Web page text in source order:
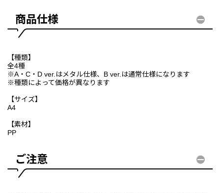
商品仕様
【種類】
全4種
※A・C・D ver.はメタル仕様、B ver.は通常仕様になります
※種類によって価格が異なります
【サイズ】
A4
【素材】
PP
ご注意